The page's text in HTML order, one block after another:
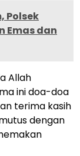
Polsek
Emas dan
Allah
ini doa-doa
terima kasih
dengan